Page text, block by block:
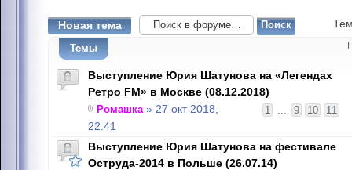
Новая тема
Темы
Выступление Юрия Шатунова на «Легендах
Ретро FM» в Москве (08.12.2018)
1 ... 9 10 11
Ромашка» 27 окт 2018,
22:41
Выступление Юрия Шатунова на фестивале
Оструда-2014 в Польше (26.07.14)